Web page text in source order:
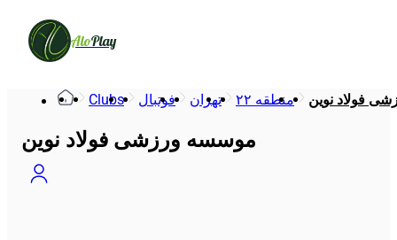
AloPlay
Clubs فوتبال تهران منطقه ۲۲ فولاد نوین
موسسه ورزشی فولاد نوین